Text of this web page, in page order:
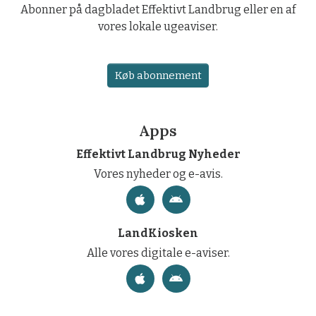
Abonner på dagbladet Effektivt Landbrug eller en af
vores lokale ugeaviser.
Køb abonnement
Apps
Effektivt Landbrug Nyheder
Vores nyheder og e-avis.
LandKiosken
Alle vores digitale e-aviser.